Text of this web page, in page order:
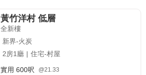
黃竹洋村 低層
全新樓
新界-火炭
2房1廳 | 住宅-村屋
實用 600呎 @21.33